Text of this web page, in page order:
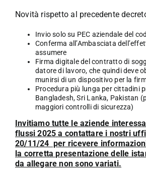
Novità rispetto al precedente
Invio solo su PEC aziendale del
Conferma all’Ambasciata
assumere
Firma digitale del contratto di
datore di lavoro, che quindi deve
munirsi di un dispositivo per la
Procedura più lunga per cittadini
Bangladesh, Sri Lanka, Pakistan
maggiori controlli di sicurezza)
Invitiamo tutte le aziende
flussi 2025 a contattare i nostri
20/11/24 per ricevere
la corretta presentazione delle
da allegare non sono variati.